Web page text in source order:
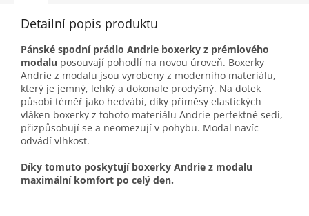
Detailní popis produktu
Pánské spodní prádlo Andrie boxerky z prémiového
modalu posouvají pohodlí na novou úroveň. Boxerky
Andrie z modalu jsou vyrobeny z moderního materiálu,
který je jemný, lehký a dokonale prodyšný. Na dotek
působí téměř jako hedvábí, díky příměsy elastických
vláken boxerky z tohoto materiálu Andrie perfektně sedí,
přizpůsobují se a neomezují v pohybu. Modal navíc
odvádí vlhkost.
Díky tomuto poskytují boxerky Andrie z modalu
maximální komfort po celý den.